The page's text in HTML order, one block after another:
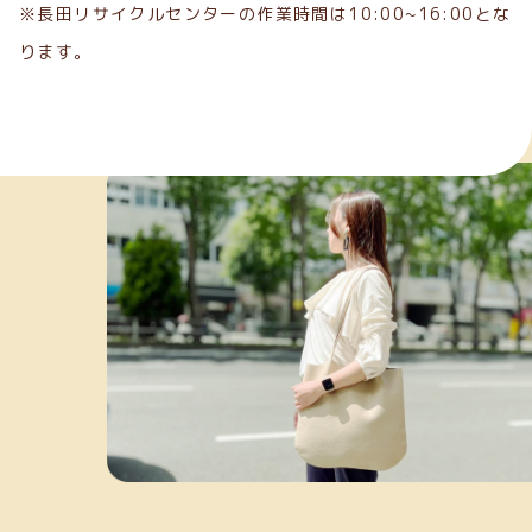
※長田リサイクルセンターの作業時間は10:00~16:00とな
ります。